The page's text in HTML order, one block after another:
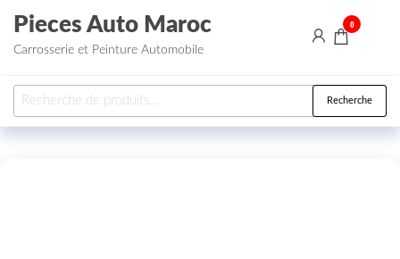
Aller au contenu
Pieces Auto Maroc
Carrosserie et Peinture Automobile
0
Recherche pour : Recherche